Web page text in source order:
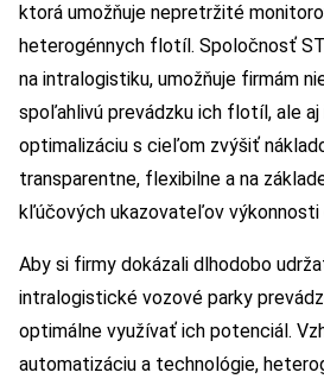
ktorá umožňuje nepretržité
heterogénnych flotíl. Spoločnosť
na intralogistiku, umožňuje firmám
spoľahlivú prevádzku ich flotíl, ale
optimalizáciu s cieľom zvýšiť
transparentne, flexibilne a na
kľúčových ukazovateľov výkonnosti
Aby si firmy dokázali dlhodobo
intralogistické vozové parky
optimálne využívať ich potenciál.
automatizáciu a technológie,